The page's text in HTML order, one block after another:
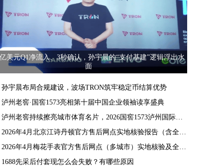
美元Q1净流入、3秒确认，孙宇晨的“支付基建”逻辑浮出水
面
孙宇晨布局合规建设，波场TRON筑牢稳定币结算优势
泸州老窖·国窖1573亮相第十届中国企业领袖读享盛典
泸州老窖持续擦亮城市体育名片，2026国窖1573泸州国际网球公开赛启幕
2026年4月北京江诗丹顿官方售后网点实地核验报告（含全国网点）
2026年4月梅花手表官方售后网点（多城市）实地核验及全国网点汇总报告
1688先采后付套现怎么会失败？有哪些原因